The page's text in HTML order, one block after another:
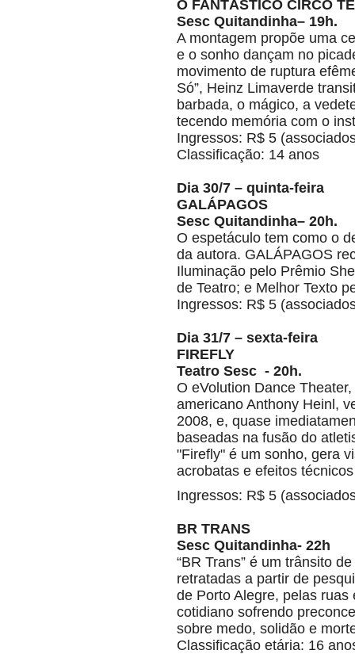
O FANTÁSTICO CIRCO
Sesc Quitandinha– 19h.
A montagem propõe uma
e o sonho dançam no
movimento de ruptura
Só”, Heinz Limaverde
barbada, o mágico, a
tecendo memória com o
Ingressos: R$ 5
Classificação: 14 anos
Dia 30/7 – quinta-feira
GALÁPAGOS
Sesc Quitandinha– 20h.
O espetáculo tem como o
da autora. GALÁPAGOS
Iluminação pelo Prêmio
de Teatro; e Melhor Texto
Ingressos: R$ 5
Dia 31/7 – sexta-feira
FIREFLY
Teatro Sesc - 20h.
O eVolution Dance
americano Anthony Heinl,
2008, e, quase
baseadas na fusão do
"Firefly" é um sonho, gera
acrobatas e efeitos
Ingressos: R$ 5
BR TRANS
Sesc Quitandinha- 22h
“BR Trans” é um trânsito
retratadas a partir de
de Porto Alegre, pelas
cotidiano sofrendo
sobre medo, solidão e
Classificação etária: 16